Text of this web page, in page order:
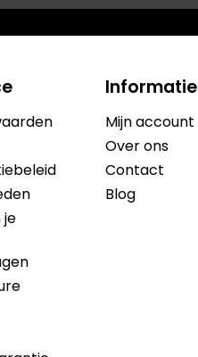
je
Informatie
Mijn account
Over ons
Contact
Blog